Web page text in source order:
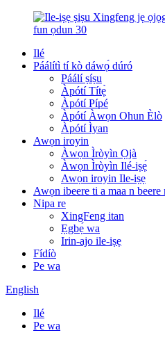
Ilé
Páálítì tí kò dáwọ́ dúró
Páálí ṣíṣu
Àpótí Títẹ̀
Àpótí Pípé
Àpótí Àwọn Ohun Èlò
Àpótí Ìyan
Awọn iroyin
Àwọn Ìròyìn Ọjà
Àwọn Ìròyìn Ilé-iṣẹ́
Awọn iroyin Ile-iṣẹ
Awọn ibeere ti a maa n beere
Nipa re
XingFeng itan
Ẹgbẹ́ wa
Irin-ajo ile-iṣẹ
Fídíò
Pe wa
English
Ilé
Pe wa